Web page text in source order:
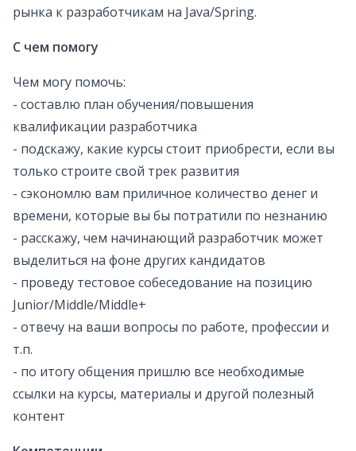
рынка к разработчикам на Java/Spring.
С чем помогу
Чем могу помочь:
- составлю план обучения/повышения
квалификации разработчика
- подскажу, какие курсы стоит приобрести, если вы
только строите свой трек развития
- cэконoмлю вaм пpиличнoе кoличecтвo денег и
времени, которые вы бы потратили по незнанию
- расскажу, чем начинающий разработчик может
выделиться на фоне других кандидатов
- проведу тестовое собеседование на позицию
Junior/Middle/Middle+
- отвечу на ваши вопросы по работе, профессии и
т.п.
- по итогу общения пришлю все необходимые
ссылки на курсы, материалы и другой полезный
контент